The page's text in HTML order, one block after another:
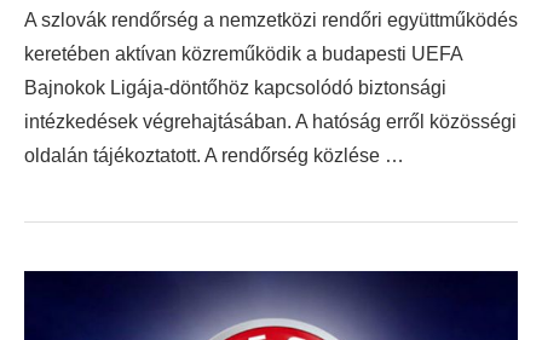
A szlovák rendőrség a nemzetközi rendőri együttműködés
keretében aktívan közreműködik a budapesti UEFA
Bajnokok Ligája-döntőhöz kapcsolódó biztonsági
intézkedések végrehajtásában. A hatóság erről közösségi
oldalán tájékoztatott. A rendőrség közlése …